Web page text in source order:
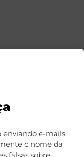
enviando e-mails
o nome da
falsas sobre